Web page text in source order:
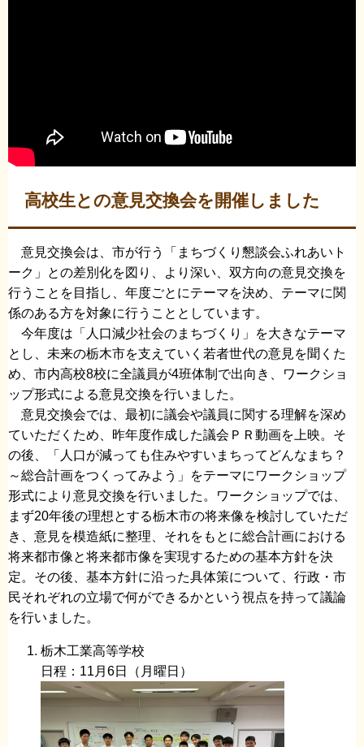
高校生との意見交換会を開催しました
意見交換会は、市が行う「まちづくり懇談会ふれあいト
ーク」との差別化を図り、より深い、双方向の意見交換を
行うことを目指し、年度ごとにテーマを決め、テーマに関
係のある方を対象に行うこととしています。
今年度は「人口減少社会のまちづくり」を大きなテーマ
とし、未来の栃木市を支えていく若者世代の意見を聞くた
め、市内高校8校に全議員が4班体制で出向き、ワークショ
ップ形式による意見交換を行いました。
意見交換会では、最初に議会や議員に関する理解を深め
ていただくため、昨年度作成した議会ＰＲ動画を上映。そ
の後、「人口が減っても住みやすいまちってどんなまち？
～総合計画をつくってみよう」をテーマにワークショップ
形式により意見交換を行いました。ワークショップでは、
まず20年後の理想とする栃木市の将来像を検討していただ
き、意見を模造紙に整理、それをもとに総合計画における
将来都市像と将来都市像を実現するための基本方針を決
定。その後、基本方針に沿った具体策について、行政・市
民それぞれの立場で何ができるかという視点を持って議論
を行いました。
栃木工業高等学校
日程：11月6日（月曜日）